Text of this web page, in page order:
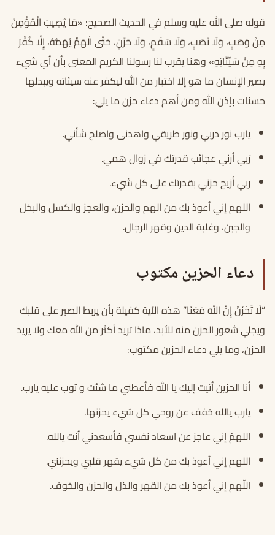
قوله صلى الله عليه وسلم في الحديث الصحيح: «مَا يُصِيبُ الْمُؤْمِنَ
مِنْ وَصَبٍ، وَلَا نَصَبٍ، وَلَا سَقَمٍ، وَلَا حَزَنٍ، حَتَّى الْهَمِّ يُهَمُّهُ، إِلَّا كُفِّرَ
بِهِ مِنْ سَيِّئَاتِهِ» وهنا يقرب لنا رسولنا الكريم المعنى بأن أي شيء
يصير الإنسان ما هو إلا اختبار من الله ليكفر عنه سيئاته ويبدلها
حسنات بإذن الله ومن أهم دعاء حزن ما يلي:
يارب نور دربي ونور طريقي واهدنى واصلح شأني.
رَبي أرني عجائب قدرتك في زوال همي.
ربي أزيح حزني بقدرتك على كل شيء.
اللهم إني أعوذ بك من الهم والحزن، والعجز والكسل والبخل
والجبن، وغلبة الدين وقهر الرجال.
دعاء الحزين مكتوب
“لَا تَحْزَنْ إِنَّ اللَّهَ مَعَنَا” هذه الآية كفيلة بأن يربط الصبر على قلبك
ويجلي شعور الحزن منه للأبد، ماذا تريد أكثر من الله معك ولا يريد
الحزن، وما يلي دعاء الحزين مكتوب:
أنا الحزين أتيت إليك يا الله فأعطني ما شئت و توب عليه يارب.
يارب يالله خفف عن روحي كل شيء يحزنها.
اللهمّ إني عاجز عن اسعاد نفسي فأسعدني أنت يالله.
اللهم إني أعوذ بك من كل شيء يقهر قلبي ويحزنني.
اللّهم إني أعوذ بك من القهر والذل والحزن والخوف.